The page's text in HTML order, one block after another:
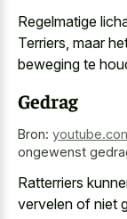
Regelmatige
Terriers, maar
beweging te
Gedrag
Bron:
ongewenst
Ratterriers
vervelen of niet